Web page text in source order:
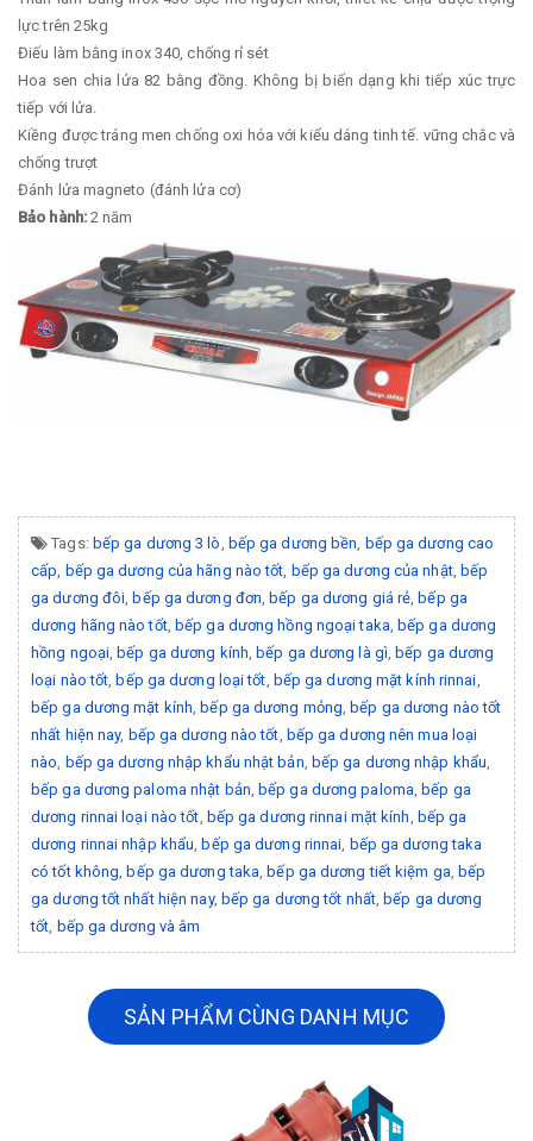
lực trên 25kg
Điếu làm bằng inox 340, chống rỉ sét
Hoa sen chia lửa 82 bằng đồng. Không bị biến dạng khi tiếp xúc trực
tiếp với lửa.
Kiềng được tráng men chống oxi hóa với kiểu dáng tinh tế. vững chắc và
chống trượt
Đánh lửa magneto (đánh lửa cơ)
Bảo hành:2 năm
Tags: bếp ga dương 3 lò bếp ga dương bền
bếp ga dương cao
cấp
bếp ga dương của hãng nào tốt bếp ga dương của nhật, bếp
ga dương đôi bếp ga dương đơn bếp ga dương giá rẻ bếp ga
dương hãng nào tốt, bếp ga dương hồng ngoại taka bếp ga dương
hồng ngoại bếp ga dương kính bếp ga dương là gì bếp ga dương
loại nào tốt bếp ga dương loại tốt bếp ga dương mặt kính rinnai
bếp ga dương mặt kính bếp ga dương mỏng bếp ga dương nào tốt
nhất hiện nay, bếp ga dương nào tốt bếp ga dương nên mua loại
nào
bếp ga dương nhập khẩu nhật bản bếp ga dương nhập khẩu
bếp ga dương paloma nhật bản bếp ga dương paloma bếp ga
dương rinnai loại nào tốt bếp ga dương rinnai mặt kính
bếp ga
dương rinnai nhập khẩu bếp ga dương rinnai bếp ga dương taka
có tốt không bếp ga dương taka bếp ga dương tiết kiệm ga bếp
ga dương tốt nhất hiện nay, bếp ga dương tốt nhất, bếp ga dương
tốt bếp ga dương và âm
SẢN PHẨM CÙNG DANH MỤC